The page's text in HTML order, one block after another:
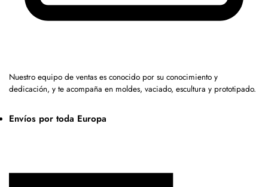
Nuestro equipo de ventas es conocido por su conocimiento y
dedicación, y te acompaña en moldes, vaciado, escultura y prototipado.
Envíos por toda Europa